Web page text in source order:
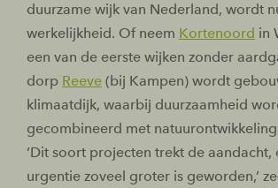
duurzame wijk van Nederland, wordt
werkelijkheid. Of neem Kortenoord in
een van de eerste wijken zonder
dorp Reeve (bij Kampen) wordt
klimaatdijk, waarbij duurzaamheid
gecombineerd met
‘Dit soort projecten trekt de aandacht,
urgentie zoveel groter is geworden,’